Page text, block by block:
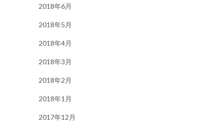
2018年6月
2018年5月
2018年4月
2018年3月
2018年2月
2018年1月
2017年12月